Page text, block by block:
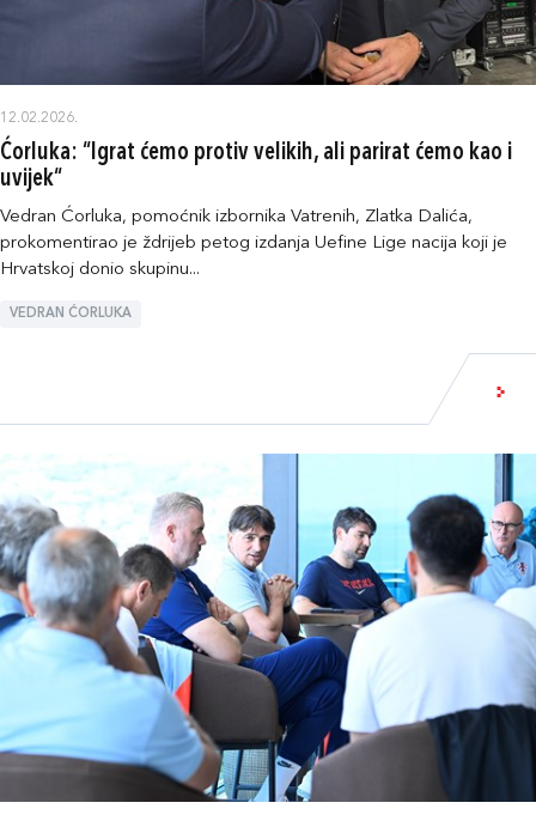
12.02.2026.
Ćorluka: “Igrat ćemo protiv velikih, ali parirat ćemo kao i
uvijek“
Vedran Ćorluka, pomoćnik izbornika Vatrenih, Zlatka Dalića,
prokomentirao je ždrijeb petog izdanja Uefine Lige nacija koji je
Hrvatskoj donio skupinu...
VEDRAN ĆORLUKA